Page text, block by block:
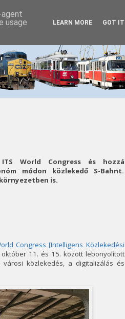
World Congress és hozzá
módon közlekedő S-Bahnt.
is.
Congress [Intelligens Közlekedési
11. és 15. között lebonyolított
közlekedés, a digitalizálás és
usage
LEARN MORE GOT IT